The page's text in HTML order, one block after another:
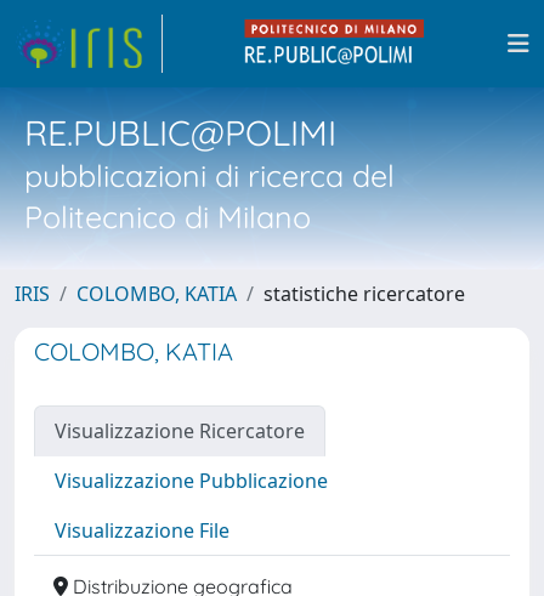
RE.PUBLIC@POLIMI
pubblicazioni di ricerca del
Politecnico di Milano
IRIS COLOMBO, KATIA statistiche ricercatore
COLOMBO, KATIA
Visualizzazione Ricercatore
Visualizzazione Pubblicazione
Visualizzazione File
Distribuzione geografica